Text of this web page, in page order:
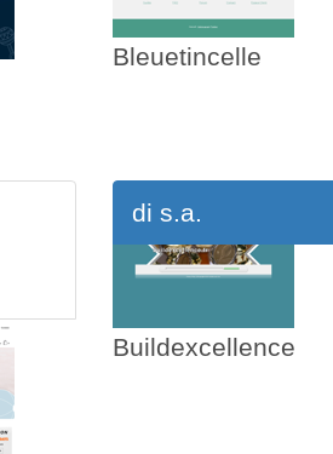
Bleuetincelle
di s.a.
Buildexcellence